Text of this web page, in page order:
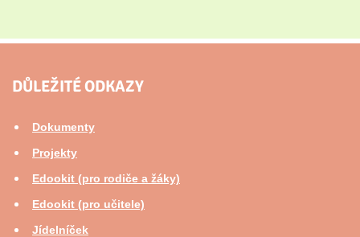
DŮLEŽITÉ ODKAZY
Dokumenty
Projekty
Edookit (pro rodiče a žáky)
Edookit (pro učitele)
Jídelníček